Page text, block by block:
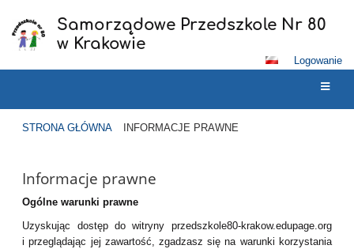
Samorządowe Przedszkole Nr 80
w Krakowie
Logowanie
STRONA GŁÓWNA INFORMACJE PRAWNE
prawne
Informacje prawne
Ogólne warunki prawne
Uzyskując dostęp do witryny przedszkole80-krakow.edupage.org
i przeglądając jej zawartość, zgadzasz się na warunki korzystania